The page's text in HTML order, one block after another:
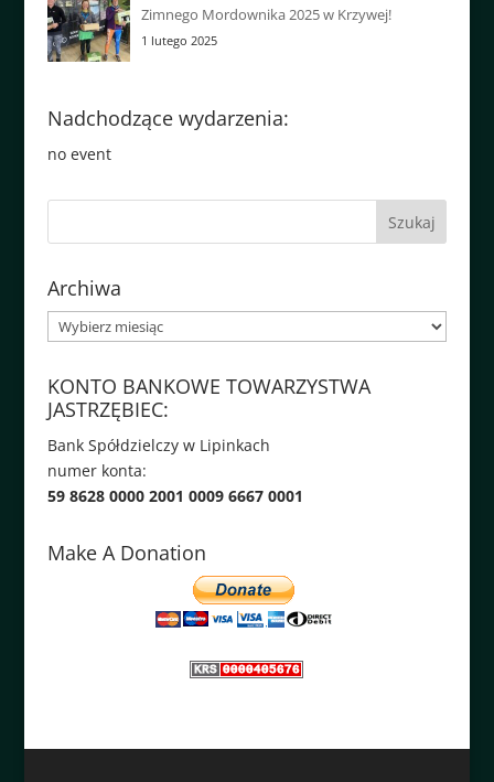
Zimnego Mordownika 2025 w Krzywej!
1 lutego 2025
Nadchodzące wydarzenia:
no event
Archiwa
Archiwa
KONTO BANKOWE TOWARZYSTWA
JASTRZĘBIEC:
Bank Spółdzielczy w Lipinkach
numer konta:
59 8628 0000 2001 0009 6667 0001
Make A Donation